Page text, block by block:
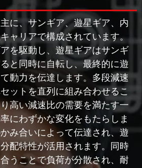
に、サンギア、遊星ギア、内
ャリアで構成されています。
を駆動し、遊星ギアはサンギ
と同時に自転し、最終的に遊
動力を伝達します。多段減速
ットを直列に組み合わせるこ
高い減速比の需要を満たす一
にわずかな変化をもたらしま
み合いによって伝達され、遊
配特性が活用されます。同時
うことで負荷が分散され、耐